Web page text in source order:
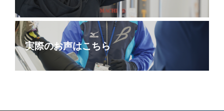
実際のお声はこちら